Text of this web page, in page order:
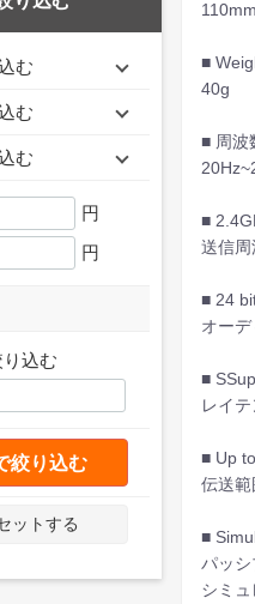
む
む
む
円
円
込む
絞り込む
ットする
■
40g
■ 周波
■
送信
■ 24
オー
■
レイ
■ Up
伝送
■
パッ
シミュ